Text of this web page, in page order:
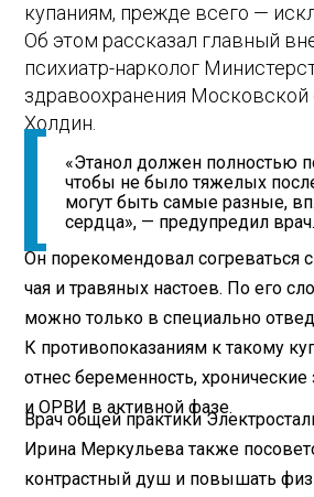
купаниям, прежде всего —
Об этом рассказал главный
психиатр-нарколог
здравоохранения Московской
Холдин.
«Этанол должен полностью
чтобы не было тяжелых
могут быть самые разные,
сердца», — предупредил врач.
Он порекомендовал согреваться
чая и травяных настоев. По его
можно только в специально
К противопоказаниям к такому
отнес беременность, хронические
и ОРВИ в активной фазе.
Врач общей практики
Ирина Меркульева также
контрастный душ и повышать